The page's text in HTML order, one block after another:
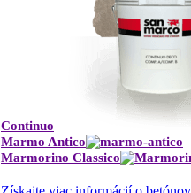
Continuo
Marmo Antico
Marmorino Classico